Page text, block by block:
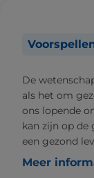
De
als het om
ons lopende
kan zijn op de
een gezond
Meer